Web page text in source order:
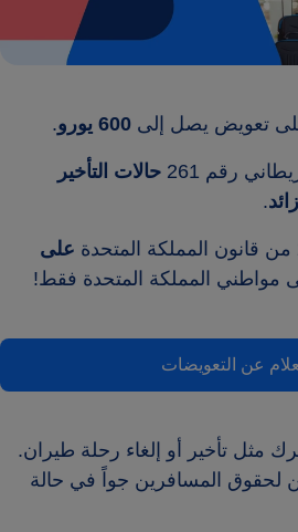
تعويض يصل إلى 600 يورو .
رقم 261
حالات التأخير
.
على
مواطني المملكة المتحدة فقط!
عن التعويضات
مثل تأخير أو إلغاء رحلة طيران.
لحقوق المسافرين جواً في حالة